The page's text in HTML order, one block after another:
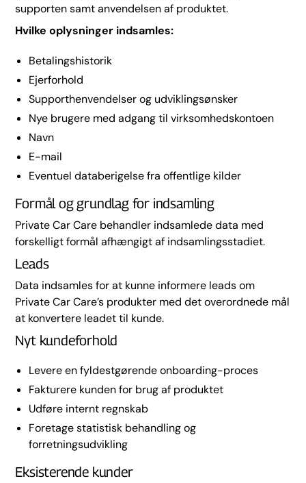
supporten samt anvendelsen af produktet.
Hvilke oplysninger indsamles:
Betalingshistorik
Ejerforhold
Supporthenvendelser og udviklingsønsker
Nye brugere med adgang til virksomhedskontoen
Navn
E-mail
Eventuel databerigelse fra offentlige kilder
Formål og grundlag for indsamling
Private Car Care behandler indsamlede data med
forskelligt formål afhængigt af indsamlingsstadiet.
Leads
Data indsamles for at kunne informere leads om
Private Car Care’s produkter med det overordnede mål
at konvertere leadet til kunde.
Nyt kundeforhold
Levere en fyldestgørende onboarding-proces
Fakturere kunden for brug af produktet
Udføre internt regnskab
Foretage statistisk behandling og
forretningsudvikling
Eksisterende kunder